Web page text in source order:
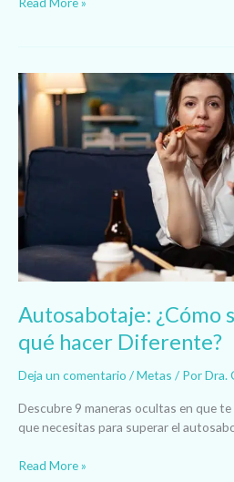
Autosabotaje: ¿Cómo
qué hacer Diferente?
Deja un comentario /Metas / PorDra.
Descubre 9 maneras ocultas en que
que necesitas para superar el
Autosabotaje:
¿Cómo
se
manifiesta
y
qué
hacer
Diferente?
Read More »